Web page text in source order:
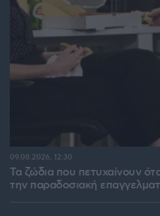
Τα ζώδια που πετυχαίνουν
την παραδοσιακή
09.08.2026, 12:30